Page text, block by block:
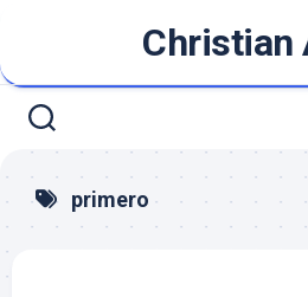
contenido
Christian
primero